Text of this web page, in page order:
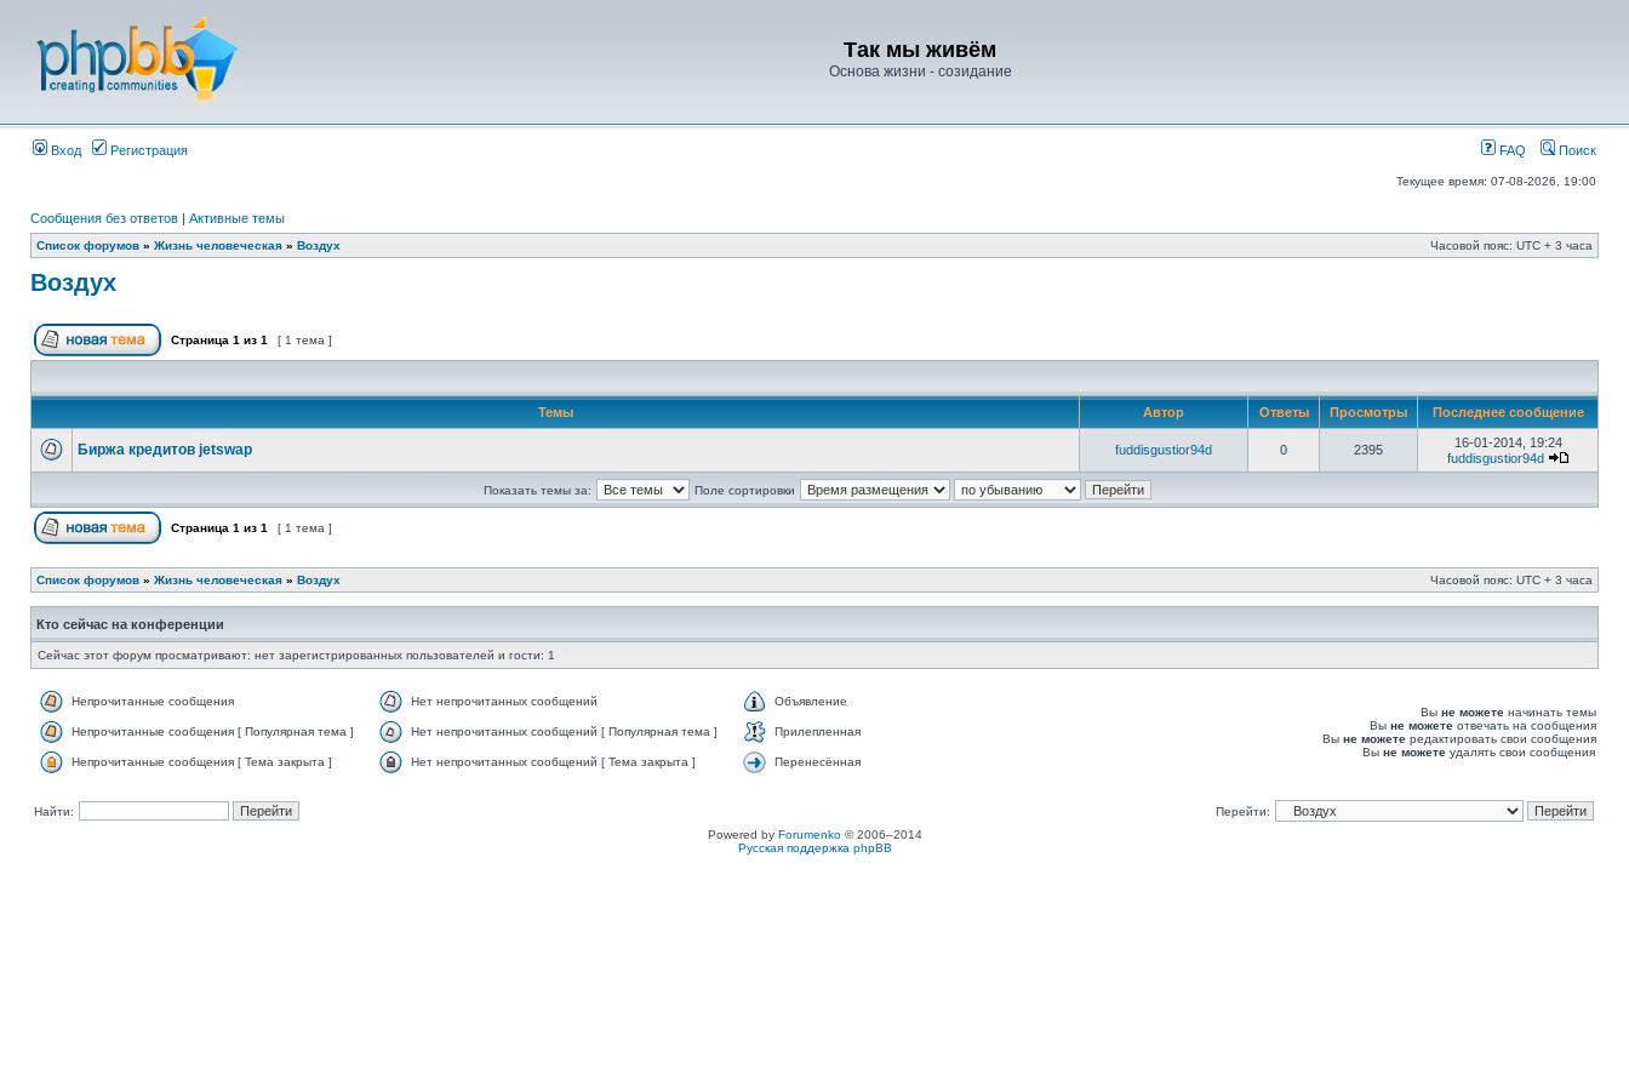
Так мы живём
Основа жизни - созидание
Вход Регистрация FAQ Поиск
Текущее время: 07-08-2026, 19:00
Сообщения без ответов | Активные темы
Список форумов » Жизнь человеческая » Воздух Часовой пояс: UTC + 3 часа
Воздух
Страница 1 из 1 [ 1 тема ]
Темы Автор Ответы Просмотры Последнее сообщение
Биржа кредитов jetswap fuddisgustior94d 0 2395
16-01-2014, 19:24
fuddisgustior94d
Показать темы за: Поле сортировки
Страница 1 из 1 [ 1 тема ]
Список форумов » Жизнь человеческая » Воздух Часовой пояс: UTC + 3 часа
Кто сейчас на конференции
Сейчас этот форум просматривают: нет зарегистрированных пользователей и гости: 1
Непрочитанные сообщения Нет непрочитанных сообщений Объявление
Непрочитанные сообщения [ Популярная тема ] Нет непрочитанных сообщений [ Популярная тема ] Прилепленная
Непрочитанные сообщения [ Тема закрыта ] Нет непрочитанных сообщений [ Тема закрыта ] Перенесённая
Вы не можете начинать темы
Вы не можете отвечать на сообщения
Вы не можете редактировать свои сообщения
Вы не можете удалять свои сообщения
Найти:
Перейти:
Powered by Forumenko© 2006–2014
Русская поддержка phpBB